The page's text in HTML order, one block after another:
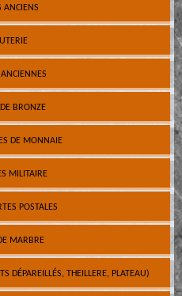
ANCIENS
BRONZE
DE MONNAIE
MILITAIRE
POSTALES
MARBRE
DÉPAREILLÉS, THEILLERE, PLATEAU)